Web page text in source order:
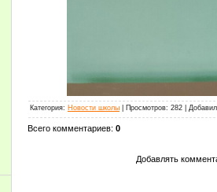
Категория: Новости школы Просмотров: 282 Добавил
Всего комментариев: 0
Добавлять